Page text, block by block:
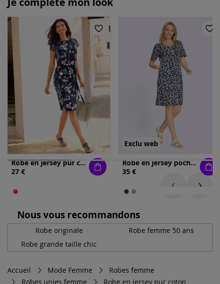
Robe en jersey pur coton
27 €
Exclu web
Robe en jersey poches pratiques
35 €
Nous vous recommandons
Robe originale
Robe femme 50 ans
Robe grande taille chic
Accueil Mode Femme
Robes femme
Robes unies femme
Robe en jersey pur coton